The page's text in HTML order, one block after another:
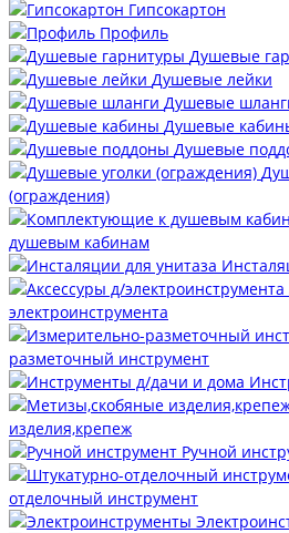
Гипсокартон
Профиль
Душевые
Душевые лейки
Душевые
Душевые
Душевые
(ограждения)
душевым кабинам
электроинструмента
разметочный инструмент
изделия,крепеж
Ручной
отделочный инструмент